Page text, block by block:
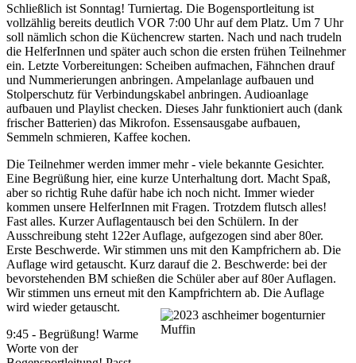
Schließlich ist Sonntag! Turniertag. Die Bogensportleitung ist
vollzählig bereits deutlich VOR 7:00 Uhr auf dem Platz. Um 7 Uhr
soll nämlich schon die Küchencrew starten. Nach und nach trudeln
die HelferInnen und später auch schon die ersten frühen Teilnehmer
ein. Letzte Vorbereitungen: Scheiben aufmachen, Fähnchen drauf
und Nummerierungen anbringen. Ampelanlage aufbauen und
Stolperschutz für Verbindungskabel anbringen. Audioanlage
aufbauen und Playlist checken. Dieses Jahr funktioniert auch (dank
frischer Batterien) das Mikrofon. Essensausgabe aufbauen,
Semmeln schmieren, Kaffee kochen.
Die Teilnehmer werden immer mehr - viele bekannte Gesichter.
Eine Begrüßung hier, eine kurze Unterhaltung dort. Macht Spaß,
aber so richtig Ruhe dafür habe ich noch nicht. Immer wieder
kommen unsere HelferInnen mit Fragen. Trotzdem flutsch alles!
Fast alles. Kurzer Auflagentausch bei den Schülern. In der
Ausschreibung steht 122er Auflage, aufgezogen sind aber 80er.
Erste Beschwerde. Wir stimmen uns mit den Kampfrichern ab. Die
Auflage wird getauscht. Kurz darauf die 2. Beschwerde: bei der
bevorstehenden BM schießen die Schüler aber auf 80er Auflagen.
Wir stimmen uns erneut mit den Kampfrichtern ab. Die Auflage
wird wieder getauscht.
9:45 - Begrüßung! Warme
Worte von der